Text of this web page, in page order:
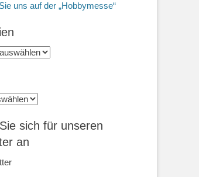
uns auf der „Hobbymesse“
sich für unseren
an